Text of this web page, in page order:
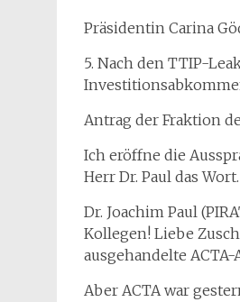
Präsidentin Carina
5. Nach den TTIP-
Antrag der Fraktion
Ich eröffne die
Herr Dr. Paul das Wort.
Dr. Joachim Paul
Kollegen! Liebe
ausgehandelte
Aber ACTA war